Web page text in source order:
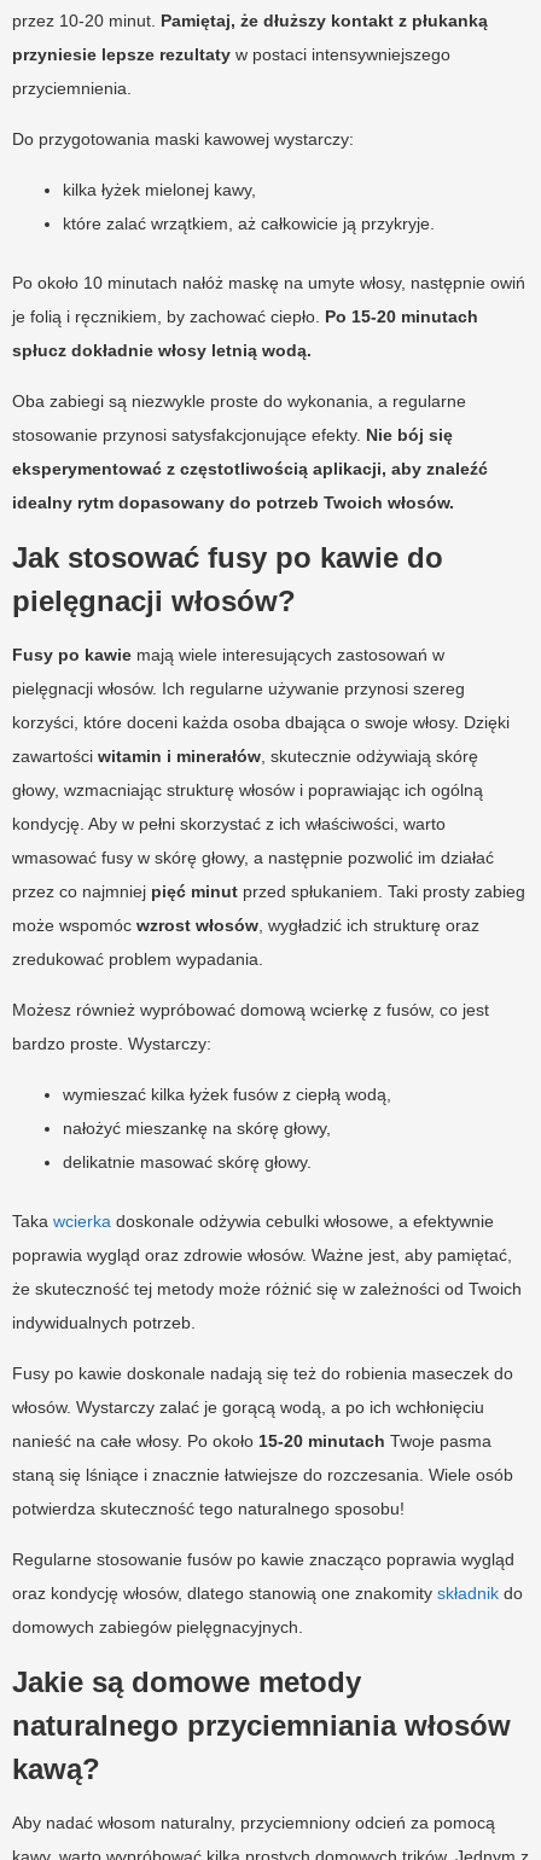
przez 10-20 minut. Pamiętaj, że dłuższy kontakt z płukanką
przyniesie lepsze rezultaty w postaci intensywniejszego
przyciemnienia.
Do przygotowania maski kawowej wystarczy:
kilka łyżek mielonej kawy,
które zalać wrzątkiem, aż całkowicie ją przykryje.
Po około 10 minutach nałóż maskę na umyte włosy, następnie owiń
je folią i ręcznikiem, by zachować ciepło. Po 15-20 minutach
spłucz dokładnie włosy letnią wodą.
Oba zabiegi są niezwykle proste do wykonania, a regularne
stosowanie przynosi satysfakcjonujące efekty. Nie bój się
eksperymentować z częstotliwością aplikacji, aby znaleźć
idealny rytm dopasowany do potrzeb Twoich włosów.
Jak stosować fusy po kawie do
pielęgnacji włosów?
Fusy po kawie mają wiele interesujących zastosowań w
pielęgnacji włosów. Ich regularne używanie przynosi szereg
korzyści, które doceni każda osoba dbająca o swoje włosy. Dzięki
zawartości witamin i minerałów , skutecznie odżywiają skórę
głowy, wzmacniając strukturę włosów i poprawiając ich ogólną
kondycję. Aby w pełni skorzystać z ich właściwości, warto
wmasować fusy w skórę głowy, a następnie pozwolić im działać
przez co najmniej pięć minut przed spłukaniem. Taki prosty zabieg
może wspomóc wzrost włosów , wygładzić ich strukturę oraz
zredukować problem wypadania.
Możesz również wypróbować domową wcierkę z fusów, co jest
bardzo proste. Wystarczy:
wymieszać kilka łyżek fusów z ciepłą wodą,
nałożyć mieszankę na skórę głowy,
delikatnie masować skórę głowy.
Taka wcierka doskonale odżywia cebulki włosowe, a efektywnie
poprawia wygląd oraz zdrowie włosów. Ważne jest, aby pamiętać,
że skuteczność tej metody może różnić się w zależności od Twoich
indywidualnych potrzeb.
Fusy po kawie doskonale nadają się też do robienia maseczek do
włosów. Wystarczy zalać je gorącą wodą, a po ich wchłonięciu
nanieść na całe włosy. Po około 15-20 minutach Twoje pasma
staną się lśniące i znacznie łatwiejsze do rozczesania. Wiele osób
potwierdza skuteczność tego naturalnego sposobu!
Regularne stosowanie fusów po kawie znacząco poprawia wygląd
oraz kondycję włosów, dlatego stanowią one znakomity składnik do
domowych zabiegów pielęgnacyjnych.
Jakie są domowe metody
naturalnego przyciemniania włosów
kawą?
Aby nadać włosom naturalny, przyciemniony odcień za pomocą
kawy, warto wypróbować kilka prostych domowych trików. Jednym z